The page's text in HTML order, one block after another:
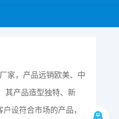
家，产品远销欧美、中
其产品造型独特、新
设符合市场的产品，